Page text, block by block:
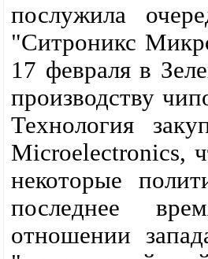
послужила
"Ситроникс
17 февраля в
производству
Технология
Microelectronics,
некоторые
последнее
отношении